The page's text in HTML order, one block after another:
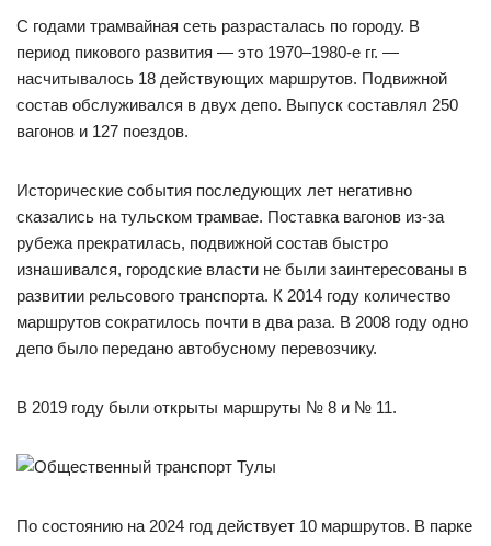
С годами трамвайная сеть разрасталась по городу. В
период пикового развития — это 1970–1980-е гг. —
насчитывалось 18 действующих маршрутов. Подвижной
состав обслуживался в двух депо. Выпуск составлял 250
вагонов и 127 поездов.
Исторические события последующих лет негативно
сказались на тульском трамвае. Поставка вагонов из-за
рубежа прекратилась, подвижной состав быстро
изнашивался, городские власти не были заинтересованы в
развитии рельсового транспорта. К 2014 году количество
маршрутов сократилось почти в два раза. В 2008 году одно
депо было передано автобусному перевозчику.
В 2019 году были открыты маршруты № 8 и № 11.
По состоянию на 2024 год действует 10 маршрутов. В парке